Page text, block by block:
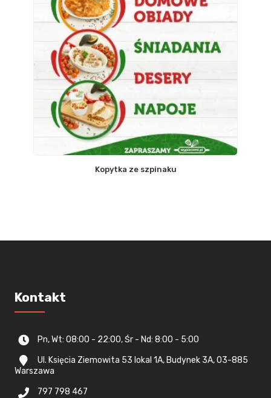
Kopytka ze szpinaku
Kontakt
Pn, Wt: 08:00 - 22:00, Śr - Nd: 8:00 - 5:00
Ul. Księcia Ziemowita 53 lokal 1A, Budynek 3A, 03-885
Warszawa
797 798 467